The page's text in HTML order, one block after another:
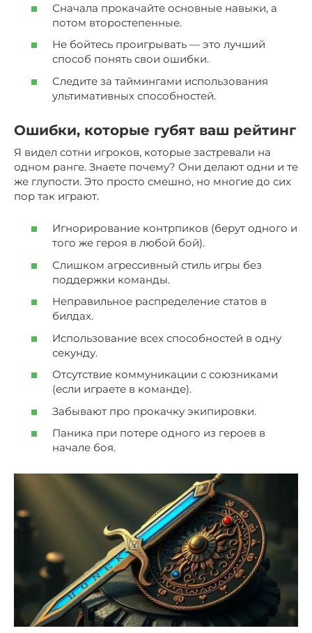
Сначала прокачайте основные навыки, а
потом второстепенные.
Не бойтесь проигрывать — это лучший
способ понять свои ошибки.
Следите за таймингами использования
ультимативных способностей.
Ошибки, которые губят ваш рейтинг
Я видел сотни игроков, которые застревали на
одном ранге. Знаете почему? Они делают одни и те
же глупости. Это просто смешно, но многие до сих
пор так играют.
Игнорирование контрпиков (берут одного и
того же героя в любой бой).
Слишком агрессивный стиль игры без
поддержки команды.
Неправильное распределение статов в
билдах.
Использование всех способностей в одну
секунду.
Отсутствие коммуникации с союзниками
(если играете в команде).
Забывают про прокачку экипировки.
Паника при потере одного из героев в
начале боя.